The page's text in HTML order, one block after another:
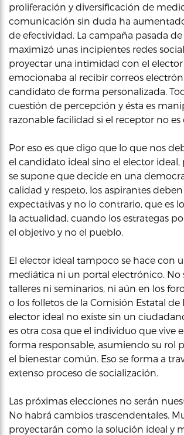
proliferación y diversificación de
comunicación sin duda ha
de efectividad. La campaña pasada
maximizó unas incipientes redes
proyectar una intimidad con el elector
emocionaba al recibir correos
candidato de forma personalizada.
cuestión de percepción y ésta es
razonable facilidad si el receptor no es
Por eso es que digo que lo que nos
el candidato ideal sino el elector ideal,
se supone que decide en una
calidad y respeto, los aspirantes deben
expectativas y no lo contrario, que es
la actualidad, cuando los estrategas
el objetivo y no el pueblo.
El elector ideal tampoco se hace con
mediática ni un portal electrónico. No
talleres ni seminarios, ni aún en los
o los folletos de la Comisión Estatal de
elector ideal no existe sin un
es otra cosa que el individuo que vive
forma responsable, asumiendo su rol
el bienestar común. Eso se forma a
extenso proceso de socialización.
Las próximas elecciones no serán
No habrá cambios trascendentales.
proyectarán como la solución ideal y